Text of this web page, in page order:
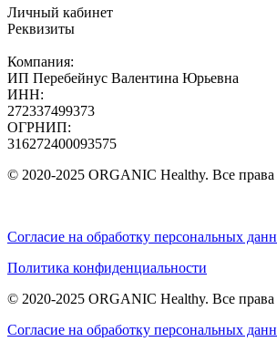
Личный кабинет
Реквизиты
Компания:
ИП Перебейнус Валентина Юрьевна
ИНН:
272337499373
ОГРНИП:
316272400093575
© 2020-2025 ORGANIC Healthy. Все
Согласие на обработку персональных
Политика конфиденциальности
© 2020-2025 ORGANIC Healthy. Все
Согласие на обработку персональных